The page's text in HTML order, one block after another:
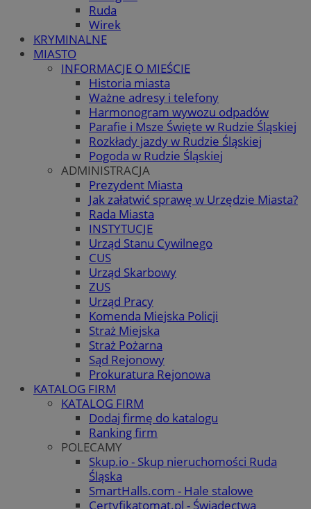
Ruda
Wirek
KRYMINALNE
MIASTO
INFORMACJE O MIEŚCIE
Historia miasta
Ważne adresy i telefony
Harmonogram wywozu odpadów
Parafie i Msze Święte w Rudzie Śląskiej
Rozkłady jazdy w Rudzie Śląskiej
Pogoda w Rudzie Śląskiej
ADMINISTRACJA
Prezydent Miasta
Jak załatwić sprawę w Urzędzie Miasta?
Rada Miasta
INSTYTUCJE
Urząd Stanu Cywilnego
CUS
Urząd Skarbowy
ZUS
Urząd Pracy
Komenda Miejska Policji
Straż Miejska
Straż Pożarna
Sąd Rejonowy
Prokuratura Rejonowa
KATALOG FIRM
KATALOG FIRM
Dodaj firmę do katalogu
Ranking firm
POLECAMY
Skup.io - Skup nieruchomości Ruda
Śląska
SmartHalls.com - Hale stalowe
Certyfikatomat.pl - Świadectwa